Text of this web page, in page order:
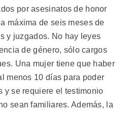
por asesinatos de honor
máxima de seis meses de
y juzgados. No hay leyes
de género, sólo cargos
Una mujer tiene que haber
menos 10 días para poder
y se requiere el testimonio
sean familiares. Además, la